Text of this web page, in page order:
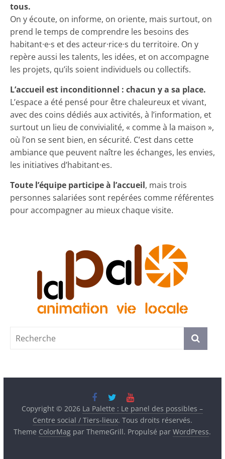
tous.
On y écoute, on informe, on oriente, mais surtout, on
prend le temps de comprendre les besoins des
habitant·e·s et des acteur·rice·s du territoire. On y
repère aussi les talents, les idées, et on accompagne
les projets, qu’ils soient individuels ou collectifs.
L’accueil est inconditionnel : chacun y a sa place.
L’espace a été pensé pour être chaleureux et vivant,
avec des coins dédiés aux activités, à l’information, et
surtout un lieu de convivialité, « comme à la maison »,
où l’on se sent bien, en sécurité. C’est dans cette
ambiance que peuvent naître les échanges, les envies,
les initiatives d’habitant·es.
Toute l’équipe participe à l’accueil, mais trois
personnes salariées sont repérées comme référentes
pour accompagner au mieux chaque visite.
Copyright © 2026 La Palette : Le panel des possibles –
Centre social / Tiers-lieux. Tous droits réservés.
Theme ColorMag par ThemeGrill. Propulsé parWordPress.